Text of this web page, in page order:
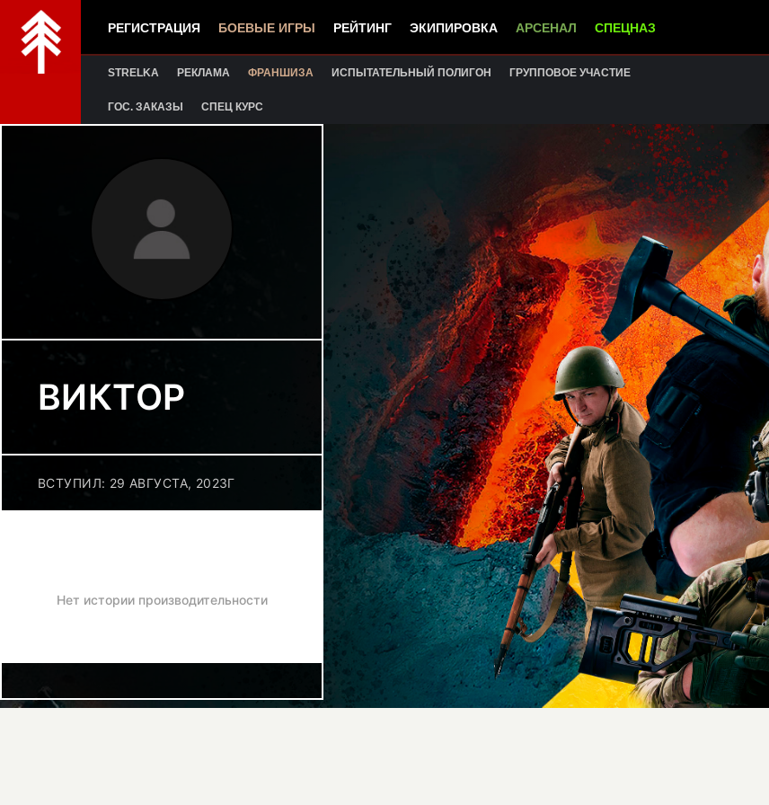
РЕГИСТРАЦИЯ БОЕВЫЕ ИГРЫ РЕЙТИНГ ЭКИПИРОВКА АРСЕНАЛ СПЕЦНАЗ
STRELKA РЕКЛАМА ФРАНШИЗА ИСПЫТАТЕЛЬНЫЙ ПОЛИГОН ГРУППОВОЕ УЧАСТИЕ
ГОС. ЗАКАЗЫ СПЕЦ КУРС
ВИКТОР
ВСТУПИЛ: 29 АВГУСТА, 2023Г
Нет истории производительности